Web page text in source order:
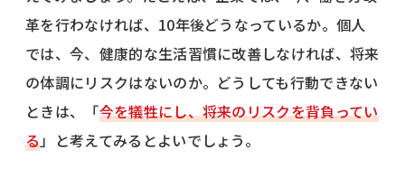
革を行わなければ、10年後どうなっているか。個人
では、今、健康的な生活習慣に改善しなければ、将来
の体調にリスクはないのか。どうしても行動できない
ときは、「今を犠牲にし、将来のリスクを背負ってい
る」と考えてみるとよいでしょう。